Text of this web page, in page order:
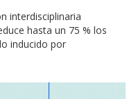
interdisciplinaria
hasta un 75 % los
inducido por